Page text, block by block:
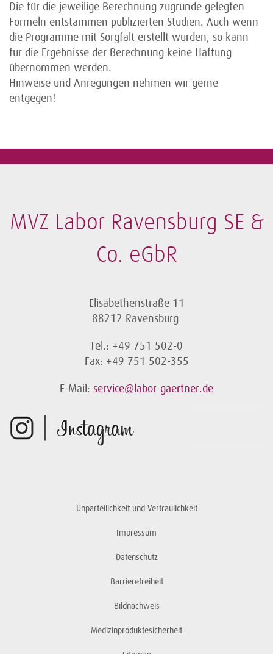
Die für die jeweilige Berechnung zugrunde gelegten
Formeln entstammen publizierten Studien. Auch wenn
die Programme mit Sorgfalt erstellt wurden, so kann
für die Ergebnisse der Berechnung keine Haftung
übernommen werden.
Hinweise und Anregungen nehmen wir gerne
entgegen!
MVZ Labor Ravensburg SE &
Co. eGbR
Elisabethenstraße 11
88212 Ravensburg
Tel.: +49 751 502-0
Fax: +49 751 502-355
E-Mail: service@labor-gaertner.de
Unparteilichkeit und Vertraulichkeit
Impressum
Datenschutz
Barrierefreiheit
Bildnachweis
Medizinproduktesicherheit